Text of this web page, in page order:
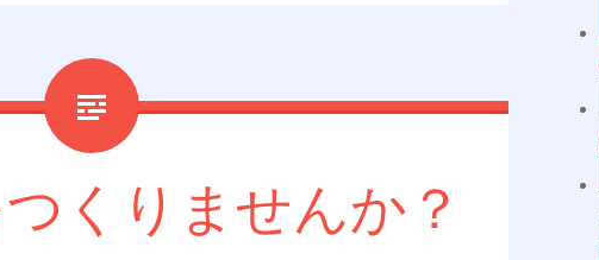
くりませんか？